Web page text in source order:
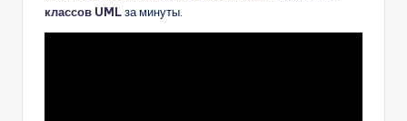
классов UMLза минуты.